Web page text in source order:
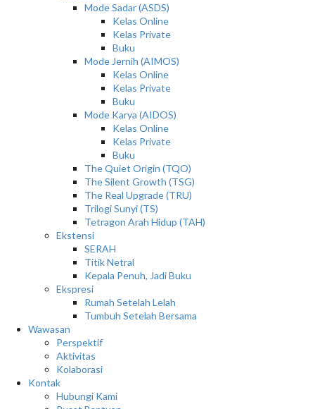
Mode Sadar (ASDS)
Kelas Online
Kelas Private
Buku
Mode Jernih (AIMOS)
Kelas Online
Kelas Private
Buku
Mode Karya (AIDOS)
Kelas Online
Kelas Private
Buku
The Quiet Origin (TQO)
The Silent Growth (TSG)
The Real Upgrade (TRU)
Trilogi Sunyi (TS)
Tetragon Arah Hidup (TAH)
Ekstensi
SERAH
Titik Netral
Kepala Penuh, Jadi Buku
Ekspresi
Rumah Setelah Lelah
Tumbuh Setelah Bersama
Wawasan
Perspektif
Aktivitas
Kolaborasi
Kontak
Hubungi Kami